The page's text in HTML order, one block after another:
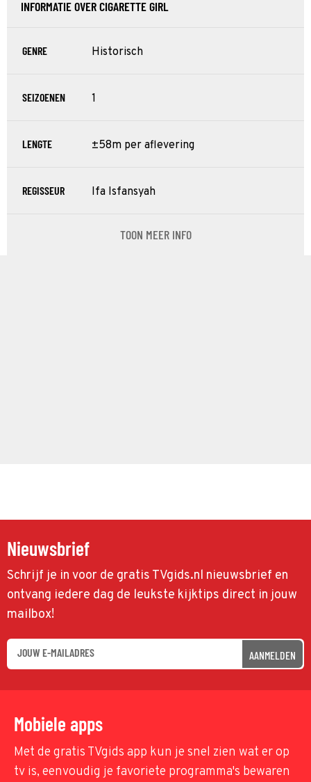
INFORMATIE OVER CIGARETTE GIRL
GENRE Historisch
SEIZOENEN 1
LENGTE ±58m per aflevering
REGISSEUR Ifa Isfansyah
TOON MEER INFO
Nieuwsbrief
Schrijf je in voor de gratis TVgids.nl nieuwsbrief en
ontvang iedere dag de leukste kijktips direct in jouw
mailbox!
AANMELDEN
Mobiele apps
Met de gratis TVgids app kun je snel zien wat er op
tv is, eenvoudig je favoriete programma's bewaren